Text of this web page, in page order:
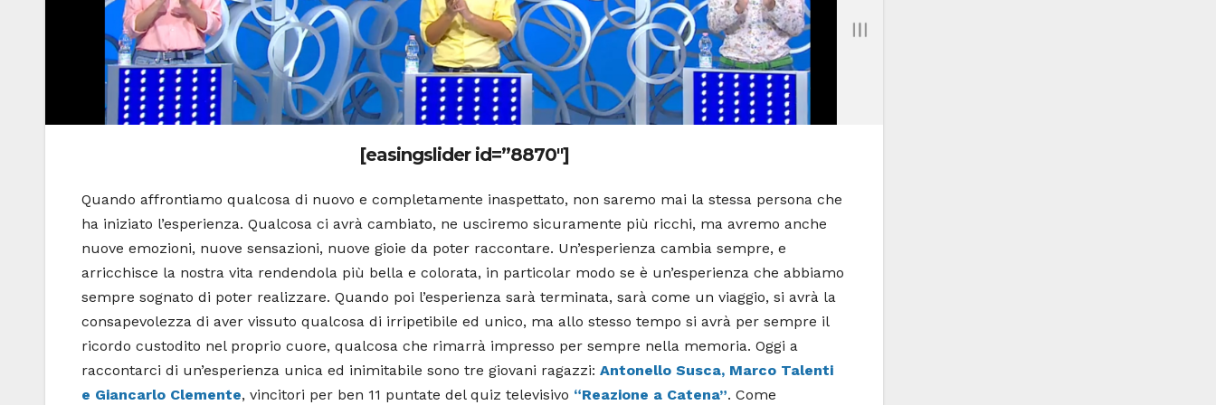
[easingslider id=”8870″]
Quando affrontiamo qualcosa di nuovo e completamente inaspettato, non saremo mai la stessa persona che
ha iniziato l’esperienza. Qualcosa ci avrà cambiato, ne usciremo sicuramente più ricchi, ma avremo anche
nuove emozioni, nuove sensazioni, nuove gioie da poter raccontare. Un’esperienza cambia sempre, e
arricchisce la nostra vita rendendola più bella e colorata, in particolar modo se è un’esperienza che abbiamo
sempre sognato di poter realizzare. Quando poi l’esperienza sarà terminata, sarà come un viaggio, si avrà la
consapevolezza di aver vissuto qualcosa di irripetibile ed unico, ma allo stesso tempo si avrà per sempre il
ricordo custodito nel proprio cuore, qualcosa che rimarrà impresso per sempre nella memoria. Oggi a
raccontarci di un’esperienza unica ed inimitabile sono tre giovani ragazzi: Antonello Susca, Marco Talenti
e Giancarlo Clemente, vincitori per ben 11 puntate del quiz televisivo “Reazione a Catena”. Come